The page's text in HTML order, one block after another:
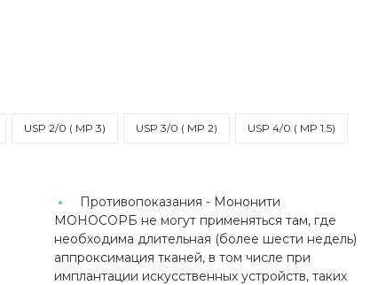
USP 2/0 ( MP 3) USP 3/0 ( MP 2) USP 4/0 ( MP 1.5)
Противопоказания - Мононити
МОНОСОРБ не могут применяться там, где
необходима длительная (более шести недель)
аппроксимация тканей, в том числе при
имплантации искусственных устройств, таких